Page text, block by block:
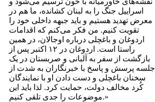
اسراییل جنگ را به لبنان کشانده، ما هم در
معرض تهدید هستیم و باید جبهه داخلی خود را
تقویت کنیم. من فکر می‌کنم که اقدامات
اردوغان و باغچلی درباره اوجالان، در همین
راستا است. اردوغان در ۱۲ اکتبر پس از
بازگشت از سفر به آلبانی و صربستان در یک
جلسه پرسش و پاسخ با خبرنگاران به شدت از
سخنان باغچلی و دست دادن او با نمایندگان
کُرد مخالف دولت، حمایت کرد. لذا باید این
موضوعات را جدی تلقی کنیم.»